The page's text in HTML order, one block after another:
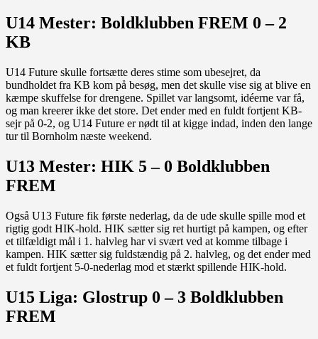
U14 Mester: Boldklubben FREM 0 – 2
KB
U14 Future skulle fortsætte deres stime som ubesejret, da
bundholdet fra KB kom på besøg, men det skulle vise sig at blive en
kæmpe skuffelse for drengene. Spillet var langsomt, idéerne var få,
og man kreerer ikke det store. Det ender med en fuldt fortjent KB-
sejr på 0-2, og U14 Future er nødt til at kigge indad, inden den lange
tur til Bornholm næste weekend.
U13 Mester: HIK 5 – 0 Boldklubben
FREM
Også U13 Future fik første nederlag, da de ude skulle spille mod et
rigtig godt HIK-hold. HIK sætter sig ret hurtigt på kampen, og efter
et tilfældigt mål i 1. halvleg har vi svært ved at komme tilbage i
kampen. HIK sætter sig fuldstændig på 2. halvleg, og det ender med
et fuldt fortjent 5-0-nederlag mod et stærkt spillende HIK-hold.
U15 Liga: Glostrup 0 – 3 Boldklubben
FREM